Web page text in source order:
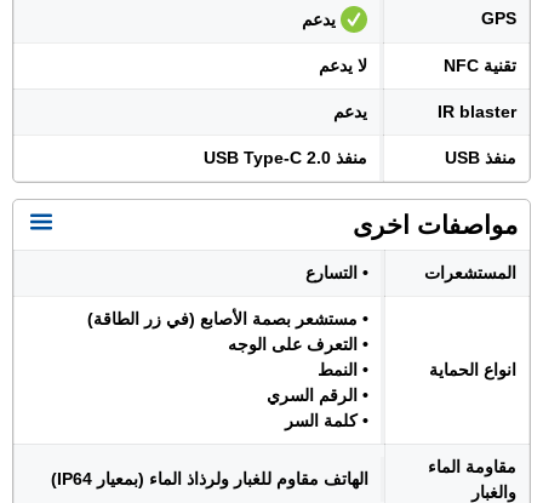
GPS يدعم
تقنية NFC لا يدعم
IR blaster يدعم
منفذ USB منفذ USB Type-C 2.0
مواصفات اخرى
المستشعرات • التسارع
انواع الحماية
• مستشعر بصمة الأصابع (في زر الطاقة)
• التعرف على الوجه
• النمط
• الرقم السري
• كلمة السر
مقاومة الماء
والغبار
الهاتف مقاوم للغبار ولرذاذ الماء (بمعيار IP64)